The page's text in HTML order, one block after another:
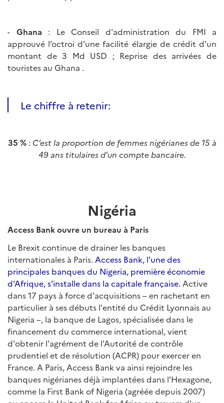
- Ghana : Le Conseil d'administration du FMI a
approuvé l’octroi d’une facilité élargie de crédit d’un
montant de 3 Md USD ; Reprise des arrivées de
touristes au Ghana .
Le chiffre à retenir:
35 % : C’est la proportion de femmes nigérianes de 15 à
49 ans titulaires d’un compte bancaire.
Nigéria
Access Bank ouvre un bureau à Paris
Le Brexit continue de drainer les banques
internationales à Paris. Access Bank, l'une des
principales banques du Nigeria, première économie
d'Afrique, s'installe dans la capitale française. Active
dans 17 pays à force d'acquisitions – en rachetant en
particulier à ses débuts l'entité du Crédit Lyonnais au
Nigeria –, la banque de Lagos, spécialisée dans le
financement du commerce international, vient
d'obtenir l'agrément de l'Autorité de contrôle
prudentiel et de résolution (ACPR) pour exercer en
France. A Paris, Access Bank va ainsi rejoindre les
banques nigérianes déjà implantées dans l'Hexagone,
comme la First Bank of Nigeria (agréée depuis 2007)